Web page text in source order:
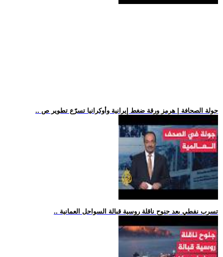
.. جولة الصحافة | هرمز ورقة ضغط إيرانية وأوكرانيا تسرّع تطوير ص
.. تسرب نفطي بعد جنوح ناقلة روسية قبالة السواحل العمانية